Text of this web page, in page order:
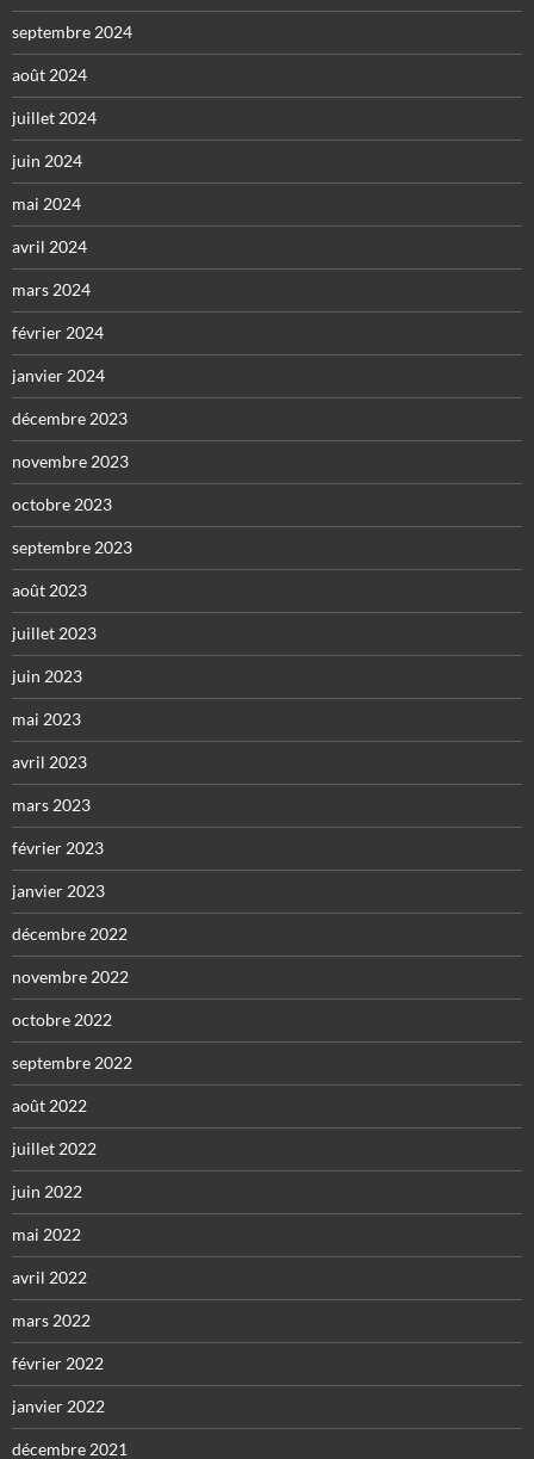
septembre 2024
août 2024
juillet 2024
juin 2024
mai 2024
avril 2024
mars 2024
février 2024
janvier 2024
décembre 2023
novembre 2023
octobre 2023
septembre 2023
août 2023
juillet 2023
juin 2023
mai 2023
avril 2023
mars 2023
février 2023
janvier 2023
décembre 2022
novembre 2022
octobre 2022
septembre 2022
août 2022
juillet 2022
juin 2022
mai 2022
avril 2022
mars 2022
février 2022
janvier 2022
décembre 2021